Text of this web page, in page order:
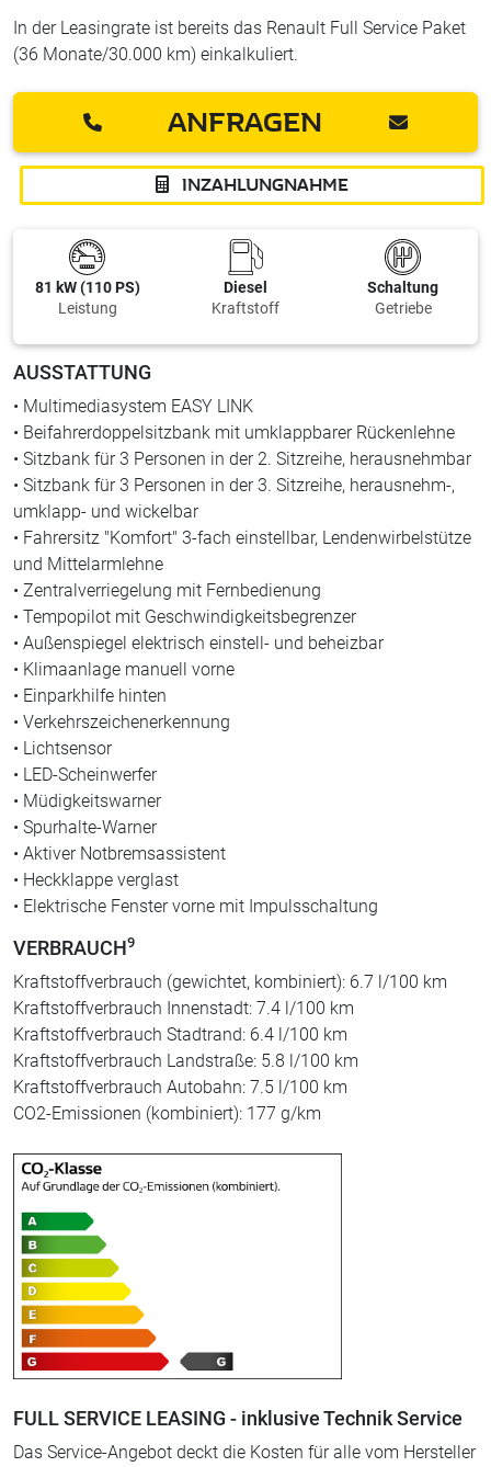
In der Leasingrate ist bereits das Renault Full Service Paket
(36 Monate/30.000 km) einkalkuliert.
ANFRAGEN
INZAHLUNGNAHME
81 kW (110 PS)
Leistung
Diesel
Kraftstoff
Schaltung
Getriebe
AUSSTATTUNG
• Multimediasystem EASY LINK
• Beifahrerdoppelsitzbank mit umklappbarer Rückenlehne
• Sitzbank für 3 Personen in der 2. Sitzreihe, herausnehmbar
• Sitzbank für 3 Personen in der 3. Sitzreihe, herausnehm-,
umklapp- und wickelbar
• Fahrersitz "Komfort" 3-fach einstellbar, Lendenwirbelstütze
und Mittelarmlehne
• Zentralverriegelung mit Fernbedienung
• Tempopilot mit Geschwindigkeitsbegrenzer
• Außenspiegel elektrisch einstell- und beheizbar
• Klimaanlage manuell vorne
• Einparkhilfe hinten
• Verkehrszeichenerkennung
• Lichtsensor
• LED-Scheinwerfer
• Müdigkeitswarner
• Spurhalte-Warner
• Aktiver Notbremsassistent
• Heckklappe verglast
• Elektrische Fenster vorne mit Impulsschaltung
VERBRAUCH9
Kraftstoffverbrauch (gewichtet, kombiniert): 6.7 l/100 km
Kraftstoffverbrauch Innenstadt: 7.4 l/100 km
Kraftstoffverbrauch Stadtrand: 6.4 l/100 km
Kraftstoffverbrauch Landstraße: 5.8 l/100 km
Kraftstoffverbrauch Autobahn: 7.5 l/100 km
CO2-Emissionen (kombiniert): 177 g/km
FULL SERVICE LEASING - inklusive Technik Service
Das Service-Angebot deckt die Kosten für alle vom Hersteller